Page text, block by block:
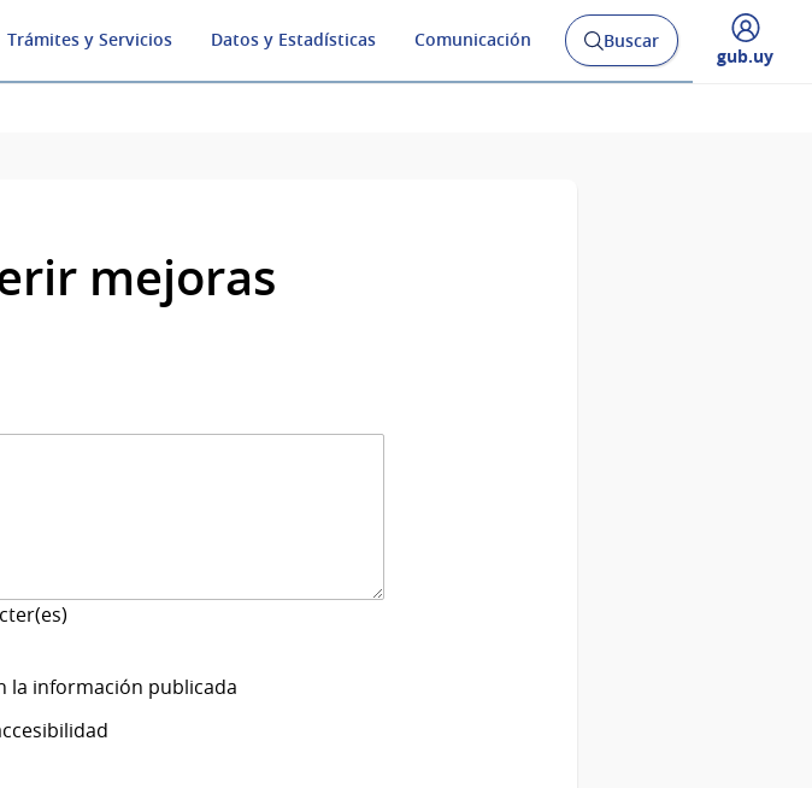
Trámites y Servicios Datos y Estadísticas Comunicación
Abrir
buscador
Buscar
Desplegar
gub.uy
mejoras
la información publicada